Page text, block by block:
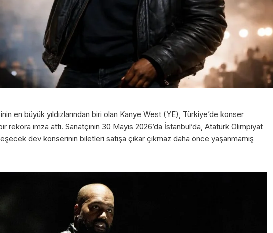
en büyük yıldızlarından biri olan Kanye West (YE), Türkiye’de konser
rekora imza attı. Sanatçının 30 Mayıs 2026’da İstanbul’da, Atatürk Olimpiyat
dev konserinin biletleri satışa çıkar çıkmaz daha önce yaşanmamış